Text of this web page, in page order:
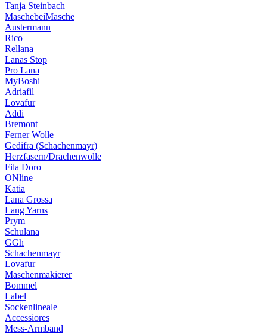
Tanja Steinbach
MaschebeiMasche
Austermann
Rico
Rellana
Lanas Stop
Pro Lana
MyBoshi
Adriafil
Lovafur
Addi
Bremont
Ferner Wolle
Gedifra (Schachenmayr)
Herzfasern/Drachenwolle
Fila Doro
ONline
Katia
Lana Grossa
Lang Yarns
Prym
Schulana
GGh
Schachenmayr
Lovafur
Maschenmakierer
Bommel
Label
Sockenlineale
Accessiores
Mess-Armband